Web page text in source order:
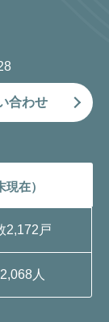
合わせ
現在）
2,172戸
2,068人